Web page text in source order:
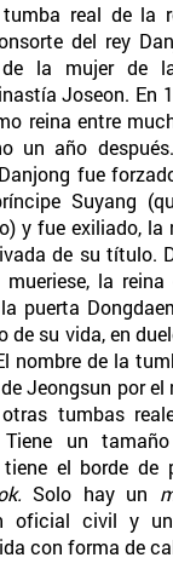
real de la
del rey
de la mujer de
Joseon. En
reina entre
un año
fue
Suyang
y fue exiliado, la
de su título.
la
puerta
de su vida, en
nombre de la
Jeongsun por el
tumbas
un tamaño
el borde de
Solo hay un
oficial civil y un
con forma de